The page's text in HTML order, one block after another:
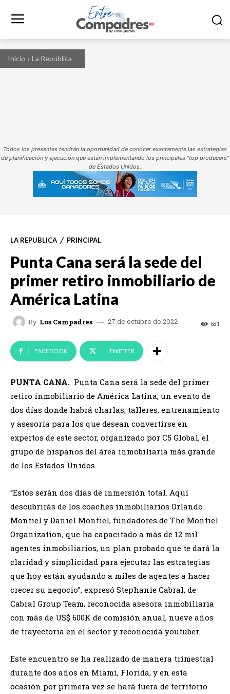
Inicio La Republica
Todos los presentes tendrán la oportunidad de conocer exactamente las estrategias
de planificación y ejecución que están implementando los principales “top producers”
de Estados Unidos.
LA REPUBLICA PRINCIPAL
Punta Cana será la sede del
primer retiro inmobiliario de
América Latina
By Los Campadres 27 de octubre de 2022 681
FACEBOOK TWITTER
PUNTA CANA. Punta Cana será la sede del primer
retiro inmobiliario de América Latina, un evento de
dos días donde habrá charlas, talleres, entrenamiento
y asesoría para los que desean convertirse en
expertos de este sector, organizado por C5 Global, el
grupo de hispanos del área inmobiliaria más grande
de los Estados Unidos.
“Estos serán dos días de inmersión total. Aquí
descubrirás de los coaches inmobiliarios Orlando
Montiel y Daniel Montiel, fundadores de The Montiel
Organization, que ha capacitado a más de 12 mil
agentes inmobiliarios, un plan probado que te dará la
claridad y simplicidad para ejecutar las estrategias
que hoy están ayudando a miles de agentes a hacer
crecer su negocio”, expresó Stephanie Cabral, de
Cabral Group Team, reconocida asesora inmobiliaria
con más de US$ 600K de comisión anual, nueve años
de trayectoria en el sector y reconocida youtuber.
Este encuentro se ha realizado de manera trimestral
durante dos años en Miami, Florida, y en esta
ocasión por primera vez se hará fuera de territorio